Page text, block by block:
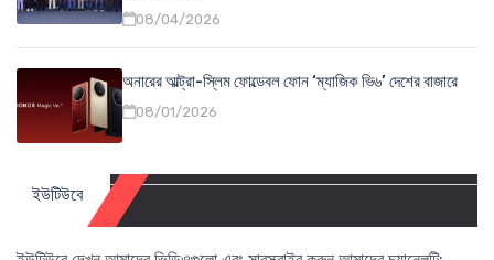
08/04/2026
অনারের আল্ট্রা-স্লিম ফোল্ডেবল ফোন ‘ম্যাজিক ভি৬’ দেশের বাজারে
08/01/2026
ইউটিউবে